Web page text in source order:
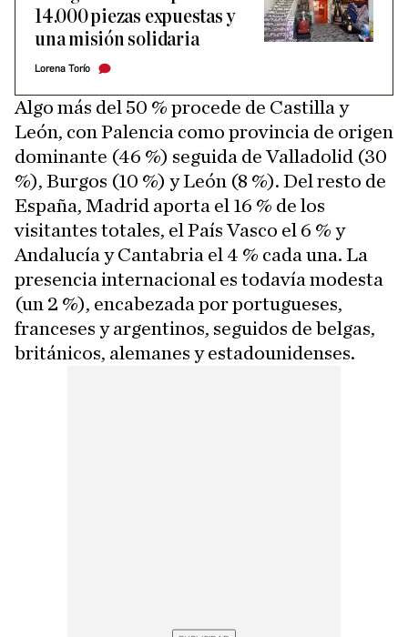
14.000 piezas expuestas y
una misión solidaria
Lorena Torío
Algo más del 50 % procede de Castilla y
León, con Palencia como provincia de origen
dominante (46 %) seguida de Valladolid (30
%), Burgos (10 %) y León (8 %). Del resto de
España, Madrid aporta el 16 % de los
visitantes totales, el País Vasco el 6 % y
Andalucía y Cantabria el 4 % cada una. La
presencia internacional es todavía modesta
(un 2 %), encabezada por portugueses,
franceses y argentinos, seguidos de belgas,
británicos, alemanes y estadounidenses.